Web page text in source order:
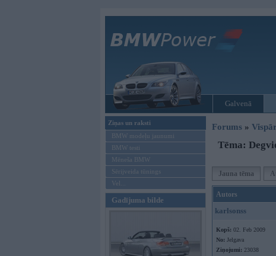
Galvenā
Ziņas un raksti
BMW modeļu jaunumi
BMW testi
Mēneša BMW
Sērijveida tūnings
Vel...
Gadījuma bilde
Forums »
Tēma:
Jauna tēma
Autors
karlsonss
Kopš: 02. Feb 2009
No: Jelgava
Ziņojumi: 23038